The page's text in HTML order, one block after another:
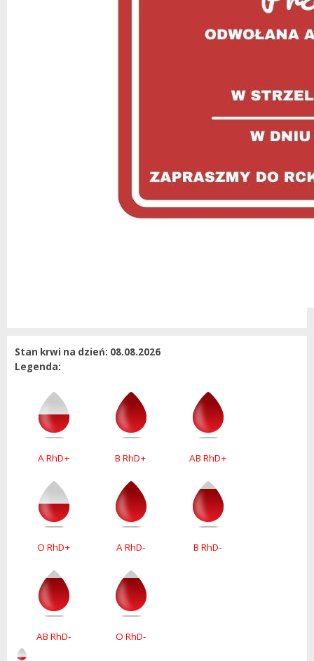
Stan krwi na dzień: 08.08.2026
Legenda:
A RhD+ B RhD+ AB RhD+
O RhD+ A RhD- B RhD-
AB RhD- O RhD-